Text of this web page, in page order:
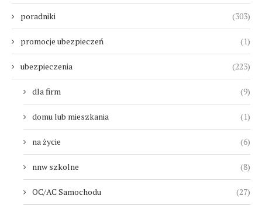
poradniki (303)
promocje ubezpieczeń (1)
ubezpieczenia (223)
dla firm (9)
domu lub mieszkania (1)
na życie (6)
nnw szkolne (8)
OC/AC Samochodu (27)